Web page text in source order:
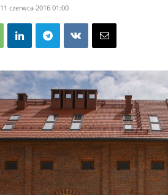
11 czerwca 2016 01:00